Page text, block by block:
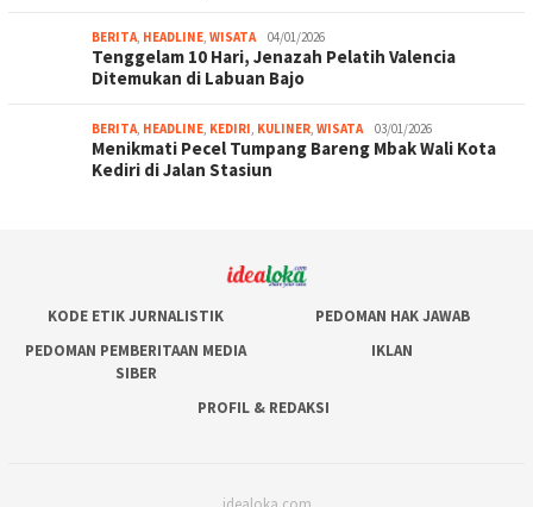
BERITA, HEADLINE, WISATA 04/01/2026
Tenggelam 10 Hari, Jenazah Pelatih Valencia
Ditemukan di Labuan Bajo
BERITA, HEADLINE, KEDIRI, KULINER, WISATA 03/01/2026
Menikmati Pecel Tumpang Bareng Mbak Wali Kota
Kediri di Jalan Stasiun
KODE ETIK JURNALISTIK
PEDOMAN HAK JAWAB
PEDOMAN PEMBERITAAN MEDIA
SIBER
IKLAN
PROFIL & REDAKSI